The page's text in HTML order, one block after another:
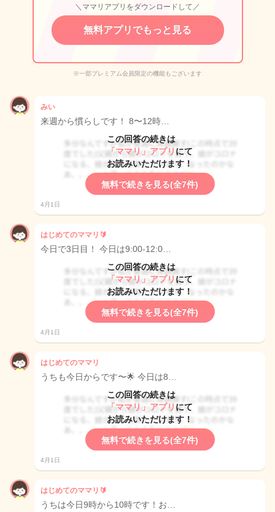
＼ママリアプリをダウンロードして／
無料アプリでもっと見る
※一部プレミアム会員限定の機能もございます
みい
来週から慣らしです！ 8〜12時…
この回答の続きは
「ママリ」アプリ にて
お読みいただけます！
無料で続きを見る(全7件)
4月1日
はじめてのママリ🔰
今日で3日目！ 今日は9:00-12:0…
この回答の続きは
「ママリ」アプリ にて
お読みいただけます！
無料で続きを見る(全7件)
4月1日
はじめてのママリ
うちも今日からです〜🌟 今日は8…
この回答の続きは
「ママリ」アプリ にて
お読みいただけます！
無料で続きを見る(全7件)
4月1日
はじめてのママリ🔰
うちは今日9時から10時です！お…